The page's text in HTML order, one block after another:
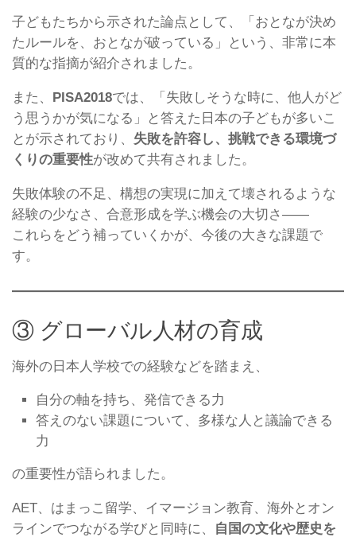
子どもたちから示された論点として、「おとなが決め
たルールを、おとなが破っている」という、非常に本
質的な指摘が紹介されました。
また、 PISA2018では、「失敗しそうな時に、他人がど
う思うかが気になる」と答えた日本の子どもが多いこ
とが示されており、 失敗を許容し、挑戦できる環境づ
くりの重要性が改めて共有されました。
失敗体験の不足、構想の実現に加えて壊されるような
経験の少なさ、合意形成を学ぶ機会の大切さ――
これらをどう補っていくかが、今後の大きな課題で
す。
③ グローバル人材の育成
海外の日本人学校での経験などを踏まえ、
自分の軸を持ち、発信できる力
答えのない課題について、多様な人と議論できる
力
の重要性が語られました。
AET、はまっこ留学、イマージョン教育、海外とオン
ラインでつながる学びと同時に、
自国の文化や歴史を